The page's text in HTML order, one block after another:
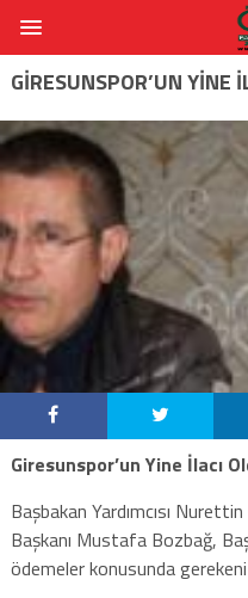
GIRESUNSPOR’UN YINE
Giresunspor’un Yine İlacı
Başbakan Yardımcısı
Başkanı Mustafa Bozbağ,
ödemeler konusunda